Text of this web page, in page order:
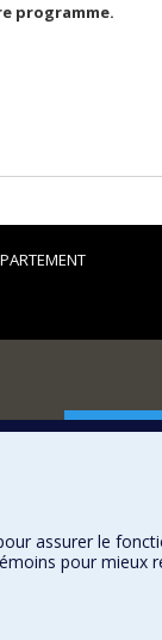
programme.
FACULTÉ
Nos
assurer le
pour mieux